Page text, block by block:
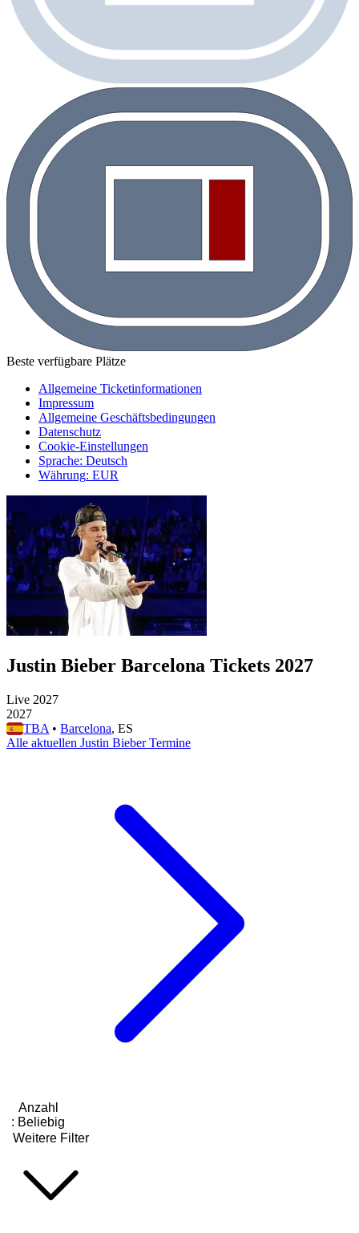
Beste verfügbare Plätze
Allgemeine Ticketinformationen
Impressum
Allgemeine Geschäftsbedingungen
Datenschutz
Cookie-Einstellungen
Sprache: Deutsch
Währung: EUR
Justin Bieber Barcelona Tickets 2027
Live 2027
2027
TBA • Barcelona, ES
Alle aktuellen Justin Bieber Termine
Anzahl
: Beliebig
Weitere Filter